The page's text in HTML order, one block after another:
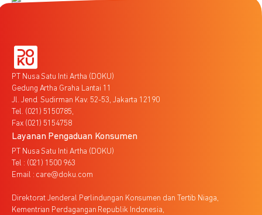
PT Nusa Satu Inti Artha (DOKU)
Gedung Artha Graha Lantai 11
Jl. Jend. Sudirman Kav. 52-53, Jakarta 12190
Tel. (021) 5150785,
Fax (021) 5154758
Layanan Pengaduan Konsumen
PT Nusa Satu Inti Artha (DOKU)
Tel : (021) 1500 963
Email : care@doku.com
Direktorat Jenderal Perlindungan Konsumen dan Tertib Niaga,
Kementrian Perdagangan Republik Indonesia,